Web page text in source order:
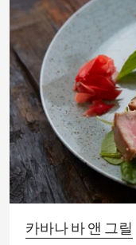
카바나 바 앤 그릴